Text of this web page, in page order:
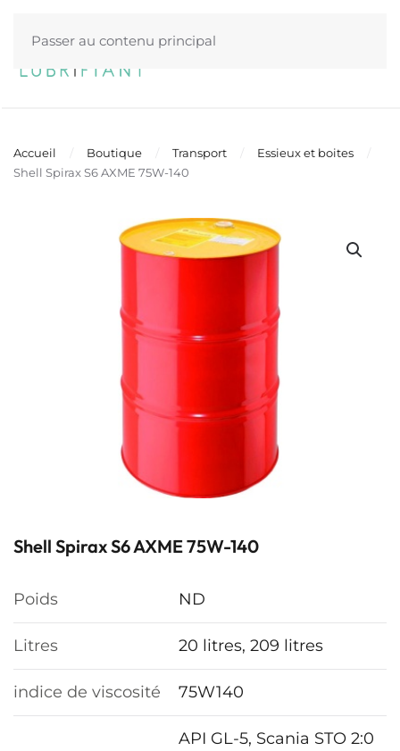
Passer au contenu principal
Accueil Boutique Transport
Essieux et boites
Shell Spirax S6 AXME 75W-140
Shell Spirax S6 AXME 75W-140
Poids ND
Litres 20 litres, 209 litres
indice de viscosité 75W140
API GL-5, Scania STO 2:0